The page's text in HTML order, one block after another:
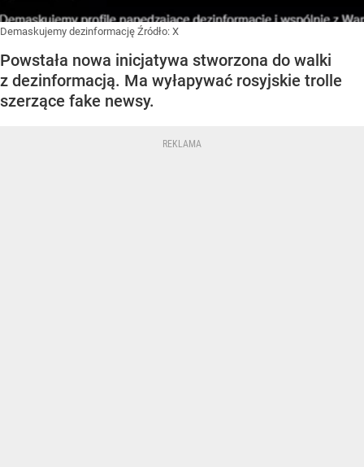
Demaskujemy dezinformację Źródło: X
Powstała nowa inicjatywa stworzona do walki
z dezinformacją. Ma wyłapywać rosyjskie trolle
szerzące fake newsy.